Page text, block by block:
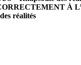
À
réalités